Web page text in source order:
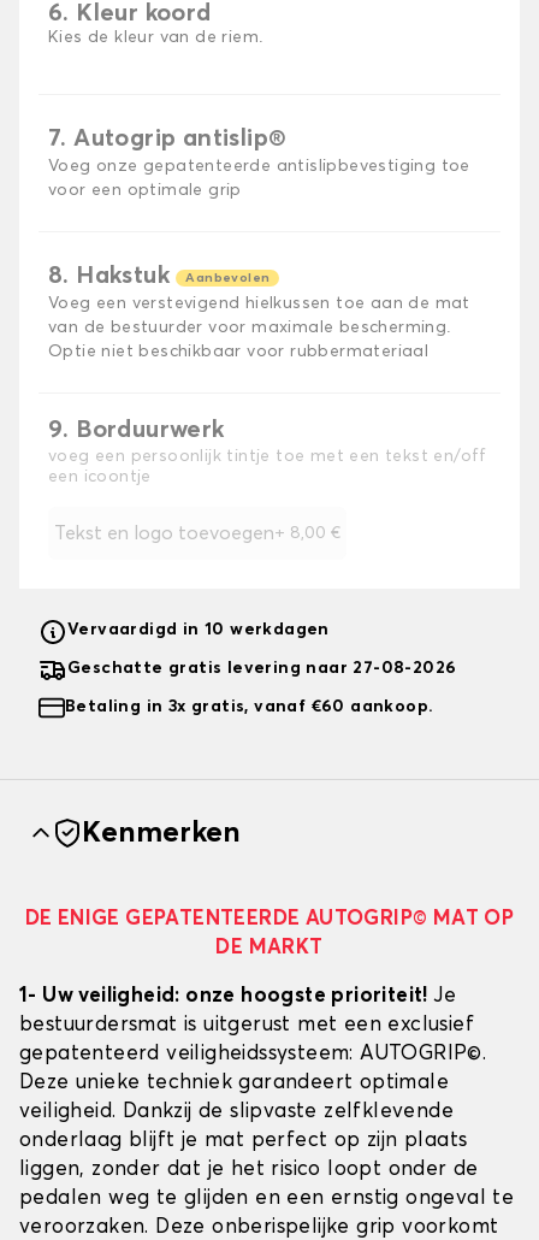
6. Kleur koord
Kies de kleur van de riem.
7. Autogrip antislip®
Voeg onze gepatenteerde antislipbevestiging toe
voor een optimale grip
8. Hakstuk Aanbevolen
Voeg een verstevigend hielkussen toe aan de mat
van de bestuurder voor maximale bescherming.
Optie niet beschikbaar voor rubbermateriaal
9. Borduurwerk
voeg een persoonlijk tintje toe met een tekst en/off
een icoontje
Tekst en logo toevoegen+ 8,00 €
Vervaardigd in 10 werkdagen
Geschatte gratis levering naar 27-08-2026
Betaling in 3x gratis, vanaf €60 aankoop.
Kenmerken
DE ENIGE GEPATENTEERDE AUTOGRIP© MAT OP
DE MARKT
1- Uw veiligheid: onze hoogste prioriteit!Je
bestuurdersmat is uitgerust met een exclusief
gepatenteerd veiligheidssysteem: AUTOGRIP©.
Deze unieke techniek garandeert optimale
veiligheid. Dankzij de slipvaste zelfklevende
onderlaag blijft je mat perfect op zijn plaats
liggen, zonder dat je het risico loopt onder de
pedalen weg te glijden en een ernstig ongeval te
veroorzaken. Deze onberispelijke grip voorkomt